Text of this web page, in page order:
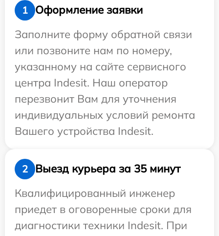
1
Оформление заявки
Заполните форму обратной связи
или позвоните нам по номеру,
указанному на сайте сервисного
центра Indesit. Наш оператор
перезвонит Вам для уточнения
индивидуальных условий ремонта
Вашего устройства Indesit.
2
Выезд курьера за 35 минут
Квалифицированный инженер
приедет в оговоренные сроки для
диагностики техники Indesit. При